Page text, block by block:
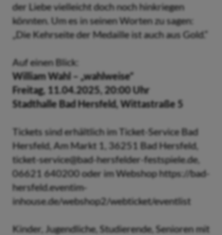
der Liebe vielleicht doch noch hinkriegen
könnten. Um es in seinen Worten zu sagen:
„Die Kehrseite der Medaille ist auch aus Gold.“
Auf einen Blick:
William Wahl – „wahlweise“
Freitag, 11.04.2025, 20:00 Uhr
Stadthalle Bad Hersfeld, Wittastraße 5
Tickets sind erhältlich im Ticket-Service Bad
Hersfeld, Am Markt 1, 36251 Bad Hersfeld,
ticket-service@bad-hersfelder-festspiele.de,
06621 640200 oder im Webshop https://bad-
hersfeld.eventim-
inhouse.de/webshop2/webticket/eventlist
Kinder, Jugendliche, Studierende, Senioren mit